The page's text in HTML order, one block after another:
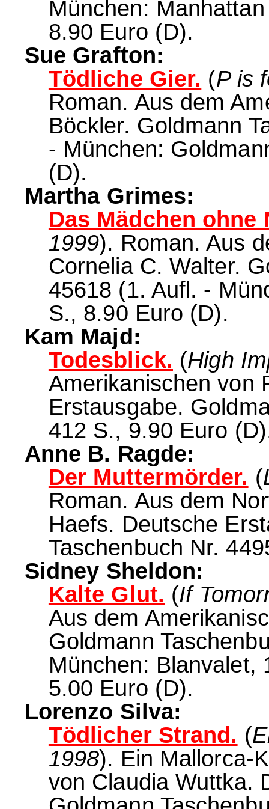
München:
8.90 Euro (D).
Sue Grafton:
Tödliche Gier. (P is
Roman. Aus dem
Böckler. Goldmann
- München:
(D).
Martha Grimes:
Das Mädchen ohne
1999). Roman. Aus
Cornelia C. Walter.
45618 (1. Aufl. -
S., 8.90 Euro (D).
Kam Majd:
Todesblick. (High
Amerikanischen von
Erstausgabe.
412 S., 9.90 Euro
Anne B. Ragde:
Der Muttermörder. (
Roman. Aus dem
Haefs. Deutsche
Taschenbuch Nr.
Sidney Sheldon:
Kalte Glut. (If
Aus dem
Goldmann
München: Blanvalet,
5.00 Euro (D).
Lorenzo Silva:
Tödlicher Strand. (
1998). Ein Mallorca-
von Claudia Wuttka.